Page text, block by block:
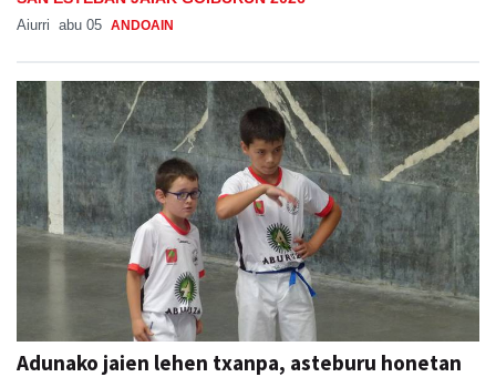
Aiurri abu 05 ANDOAIN
Adunako jaien lehen txanpa, asteburu honetan